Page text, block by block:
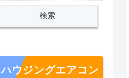
ハウジングエアコン